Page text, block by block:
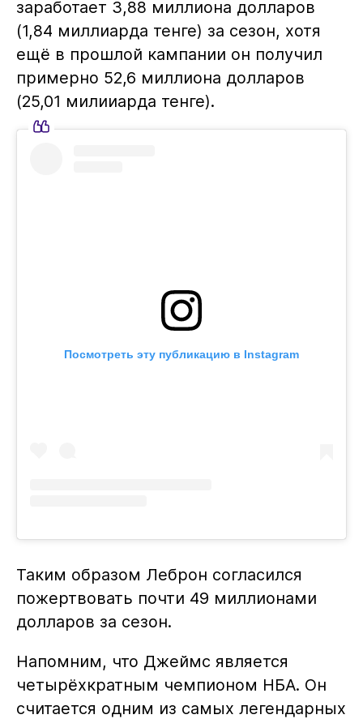
заработает 3,88 миллиона долларов
(1,84 миллиарда тенге) за сезон, хотя
ещё в прошлой кампании он получил
примерно 52,6 миллиона долларов
(25,01 милииарда тенге).
Посмотреть эту публикацию в Instagram
Таким образом Леброн согласился
пожертвовать почти 49 миллионами
долларов за сезон.
Напомним, что Джеймс является
четырёхкратным чемпионом НБА. Он
считается одним из самых легендарных